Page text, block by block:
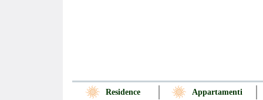
Residence Appartamenti